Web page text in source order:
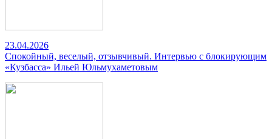
23.04.2026
Спокойный, веселый, отзывчивый. Интервью с блокирующим
«Кузбасса» Ильей Юльмухаметовым